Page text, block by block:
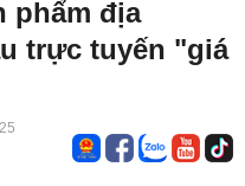
thương mại
phẩm địa
trực tuyến "giá